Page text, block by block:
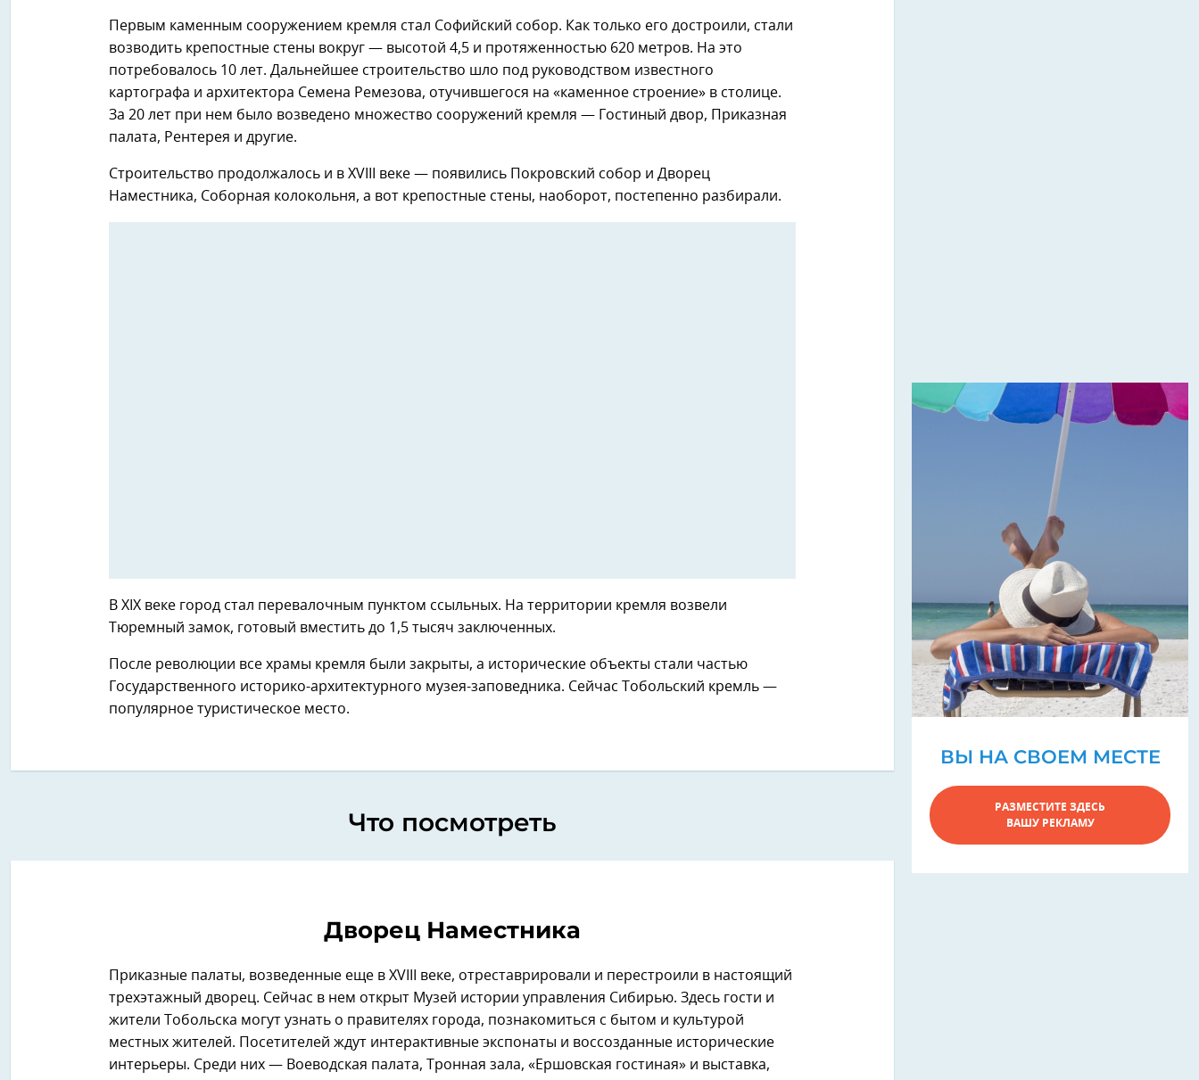
Первым каменным сооружением кремля стал Софийский собор. Как только его достроили, стали
возводить крепостные стены вокруг — высотой 4,5 и протяженностью 620 метров. На это
потребовалось 10 лет. Дальнейшее строительство шло под руководством известного
картографа и архитектора Семена Ремезова, отучившегося на «каменное строение» в столице.
За 20 лет при нем было возведено множество сооружений кремля — Гостиный двор, Приказная
палата, Рентерея и другие.
Строительство продолжалось и в XVIII веке — появились Покровский собор и Дворец
Наместника, Соборная колокольня, а вот крепостные стены, наоборот, постепенно разбирали.
В XIX веке город стал перевалочным пунктом ссыльных. На территории кремля возвели
Тюремный замок, готовый вместить до 1,5 тысяч заключенных.
После революции все храмы кремля были закрыты, а исторические объекты стали частью
Государственного историко-архитектурного музея-заповедника. Сейчас Тобольский кремль —
популярное туристическое место.
Что посмотреть
Дворец Наместника
Приказные палаты, возведенные еще в XVIII веке, отреставрировали и перестроили в настоящий
трехэтажный дворец. Сейчас в нем открыт Музей истории управления Сибирью. Здесь гости и
жители Тобольска могут узнать о правителях города, познакомиться с бытом и культурой
местных жителей. Посетителей ждут интерактивные экспонаты и воссозданные исторические
интерьеры. Среди них — Воеводская палата, Тронная зала, «Ершовская гостиная» и выставка,
ВЫ НА СВОЕМ МЕСТЕ
РАЗМЕСТИТЕ ЗДЕСЬ
ВАШУ РЕКЛАМУ